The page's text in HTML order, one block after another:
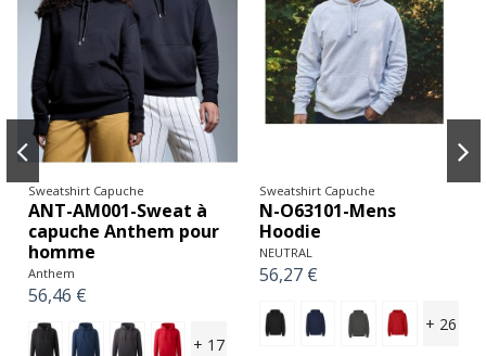
Sweatshirt Capuche
ANT-AM001-Sweat à
capuche Anthem pour
homme
Anthem
56,46 €
+ 17
Sweatshirt Capuche
N-O63101-Mens
Hoodie
NEUTRAL
56,27 €
+ 26